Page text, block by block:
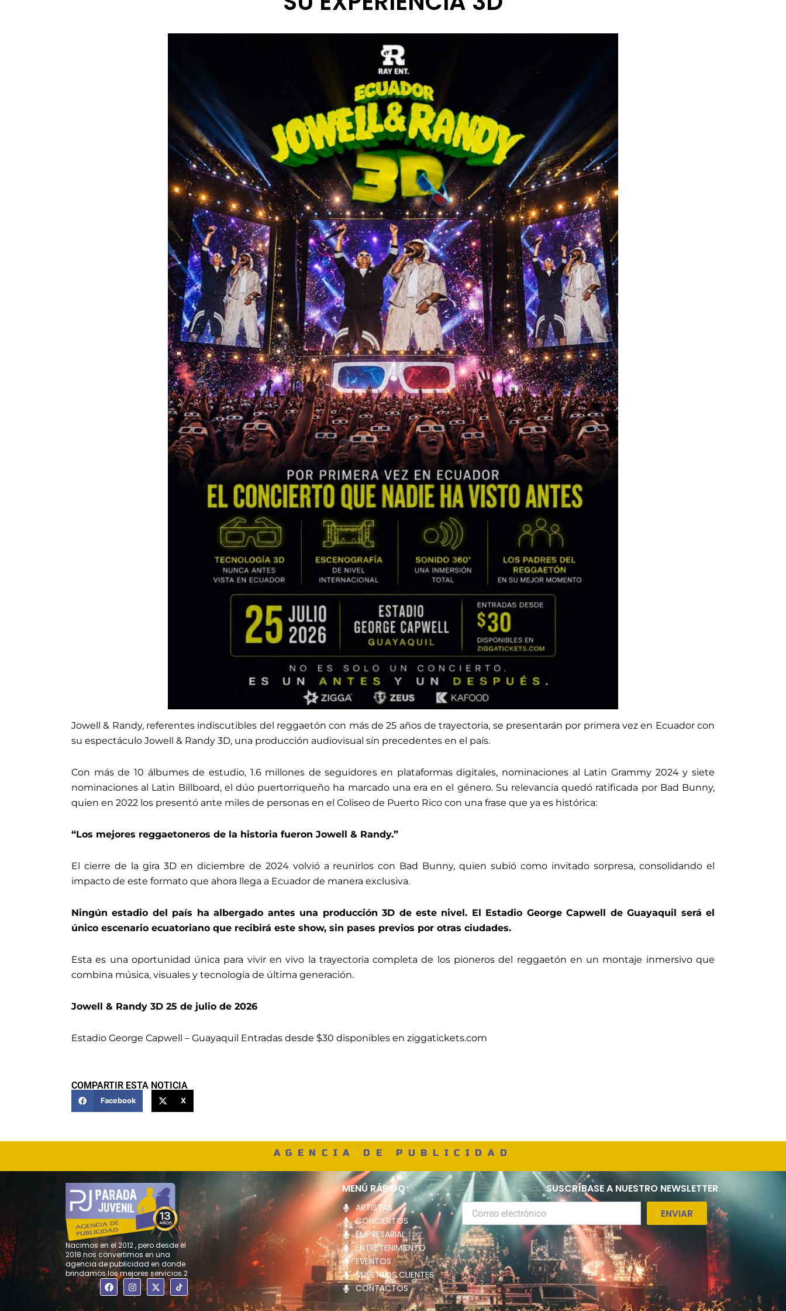
Jowell & Randy, referentes indiscutibles del reggaetón con más de 25 años de trayectoria, se presentarán por primera vez en Ecuador con
su espectáculo Jowell & Randy 3D, una producción audiovisual sin precedentes en el país.
Con más de 10 álbumes de estudio, 1.6 millones de seguidores en plataformas digitales, nominaciones al Latin Grammy 2024 y siete
nominaciones al Latin Billboard, el dúo puertorriqueño ha marcado una era en el género. Su relevancia quedó ratificada por Bad Bunny,
quien en 2022 los presentó ante miles de personas en el Coliseo de Puerto Rico con una frase que ya es histórica:
“Los mejores reggaetoneros de la historia fueron Jowell & Randy.”
El cierre de la gira 3D en diciembre de 2024 volvió a reunirlos con Bad Bunny, quien subió como invitado sorpresa, consolidando el
impacto de este formato que ahora llega a Ecuador de manera exclusiva.
Ningún estadio del país ha albergado antes una producción 3D de este nivel. El Estadio George Capwell de Guayaquil será el
único escenario ecuatoriano que recibirá este show, sin pases previos por otras ciudades.
Esta es una oportunidad única para vivir en vivo la trayectoria completa de los pioneros del reggaetón en un montaje inmersivo que
combina música, visuales y tecnología de última generación.
Jowell & Randy 3D 25 de julio de 2026
Estadio George Capwell – Guayaquil Entradas desde $30 disponibles en ziggatickets.com
COMPARTIR ESTA NOTICIA
Facebook X
AGENCIA DE PUBLICIDAD
Nacimos en el 2012 , pero desde el
2018 nos convertimos en una
agencia de publicidad en donde
brindamos los mejores servicios.2
F
a
c
e
I
n
s
t
X
-
t
MENÚ RÁPIDO
ARTISTAS
CONCIERTOS
EMPRESARIAL
ENTRETENIMIENTO
EVENTOS
NUESTROS CLIENTES
CONTACTOS
SUSCRÍBASE A NUESTRO NEWSLETTER
Correo
electrónico
ENVIAR